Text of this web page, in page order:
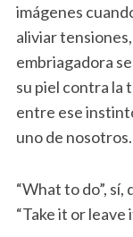
imágenes
aliviar
embriagadora
su piel contra la
entre ese
uno de nosotros.
“What to do”,
“Take it or leave